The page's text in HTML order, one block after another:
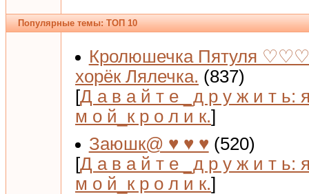
Популярные темы: ТОП 10
Кролюшечка Пятуля
хорёк Лялечка. (837)
[Д а в а й т е _д р у ж и т ь:
м о й_к р о л и к.]
Заюшк@ ♥ ♥ ♥ (520)
[Д а в а й т е _д р у ж и т ь:
м о й_к р о л и к.]